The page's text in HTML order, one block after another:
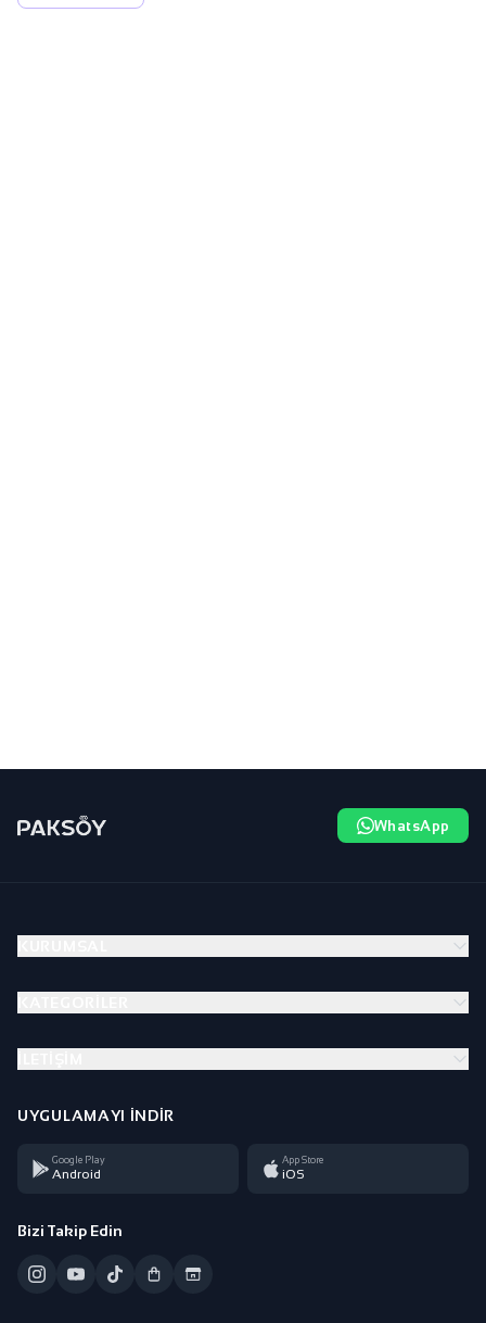
WhatsApp
UYGULAMAYI İNDIR
Google Play
Android
App Store
iOS
Bizi Takip Edin